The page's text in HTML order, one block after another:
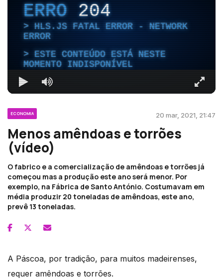
ERRO204
HLS.JS FATAL ERROR - NETWORK
ERROR
ESTE CONTEÚDO ESTÁ NESTE
MOMENTO INDISPONÍVEL
ECONOMIA 20 mar, 2021, 21:47
Menos amêndoas e torrões
(vídeo)
O fabrico e a comercialização de amêndoas e torrões já
começou mas a produção este ano será menor. Por
exemplo, na Fábrica de Santo António. Costumavam em
média produzir 20 toneladas de amêndoas, este ano,
prevê 13 toneladas.
A Páscoa, por tradição, para muitos madeirenses,
requer amêndoas e torrões.